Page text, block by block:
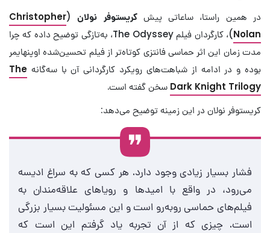
در همین راستا، ساعاتی پیشکریستوفر نولان(
Christopher
Nolan
)، کارگردان فیلم The Odyssey، به‌تازگی توضیح داده که چرا
مدت زمان این اثر حماسی فانتزی کوتاه‌تر از فیلم تحسین‌شده اوپنهایمر
بوده و در ادامه از شباهت‌های رویکرد کارگردانی آن با سه‌گانه The
Dark Knight Trilogy سخن گفته است.
کریستوفر نولان در این زمینه توضیح می‌دهد:
فشار بسیار زیادی وجود دارد. هر کسی که به سراغ ادیسه
می‌رود، در واقع با امیدها و رویاهای علاقه‌مندان به
فیلم‌های حماسی روبه‌رو است و این مسئولیت بسیار بزرگی
است. چیزی که از آن تجربه یاد گرفتم این است که